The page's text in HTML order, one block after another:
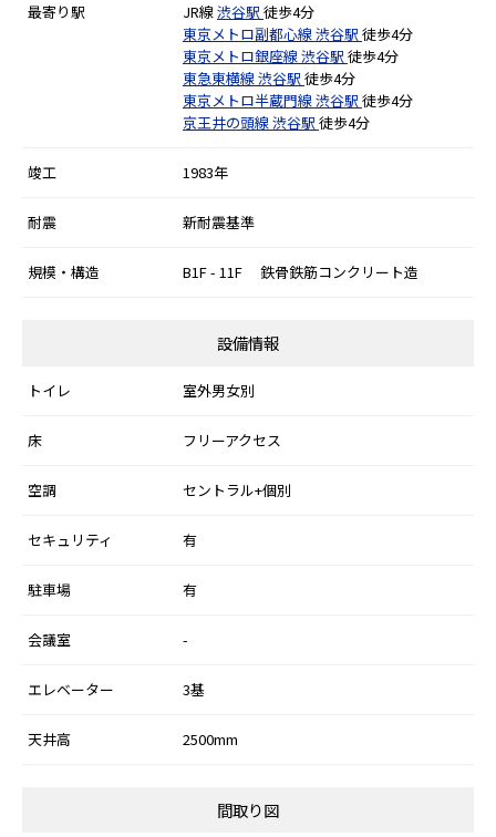
最寄り駅 JR線渋谷駅 徒歩4分
東京メトロ副都心線渋谷駅 徒歩4分
東京メトロ銀座線渋谷駅 徒歩4分
東急東横線渋谷駅 徒歩4分
東京メトロ半蔵門線渋谷駅 徒歩4分
京王井の頭線渋谷駅 徒歩4分
竣工 1983年
耐震 新耐震基準
規模・構造 B1F - 11F 鉄骨鉄筋コンクリート造
設備情報
トイレ 室外男女別
床 フリーアクセス
空調 セントラル+個別
セキュリティ 有
駐車場 有
会議室 -
エレベーター 3基
天井高 2500mm
間取り図